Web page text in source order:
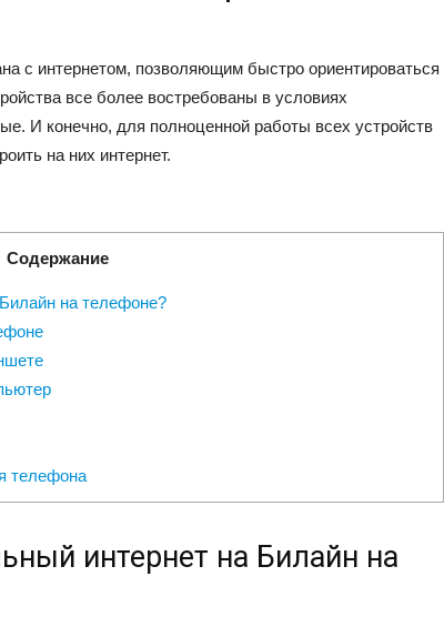
с интернетом, позволяющим быстро ориентироваться
все более востребованы в условиях
И конечно, для полноценной работы всех устройств
на них интернет.
Содержание
на телефоне?
телефона
интернет на Билайн на